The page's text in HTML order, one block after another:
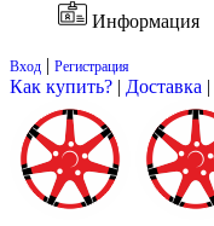
Информация
Вход | Регистрация
Как купить? | Доставка |